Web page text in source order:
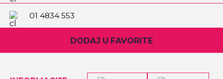
01 4834 553
DODAJ U FAVORITE